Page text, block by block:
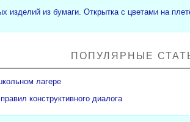
изделий из бумаги. Открытка с цветами на
ПОПУЛЯРНЫЕ
лагере
конструктивного диалога